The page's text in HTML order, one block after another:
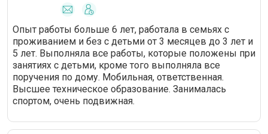
Опыт работы больше 6 лет, работала в семьях с
проживанием и без с детьми от 3 месяцев до 3 лет и
5 лет. Выполняла все работы, которые положены при
занятиях с детьми, кроме того выполняла все
поручения по дому. Мобильная, ответственная.
Высшее техническое образование. Занималась
спортом, очень подвижная.